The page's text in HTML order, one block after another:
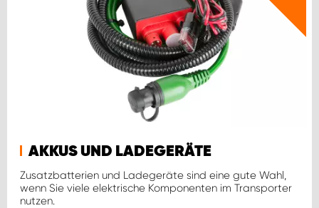
AKKUS UND LADEGERÄTE
Zusatzbatterien und Ladegeräte sind eine gute Wahl,
wenn Sie viele elektrische Komponenten im Transporter
nutzen.